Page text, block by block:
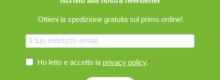
Ottieni la spedizione gratuita sul primo ordine!
Ho letto e accetto la privacy policy.